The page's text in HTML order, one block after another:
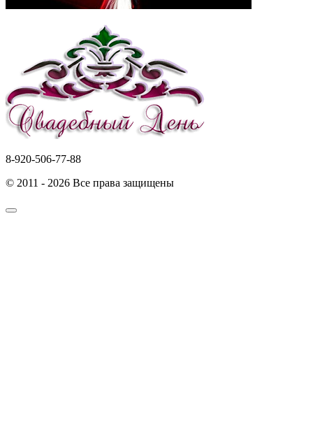
8-920-506-77-88
© 2011 - 2026 Все права защищены